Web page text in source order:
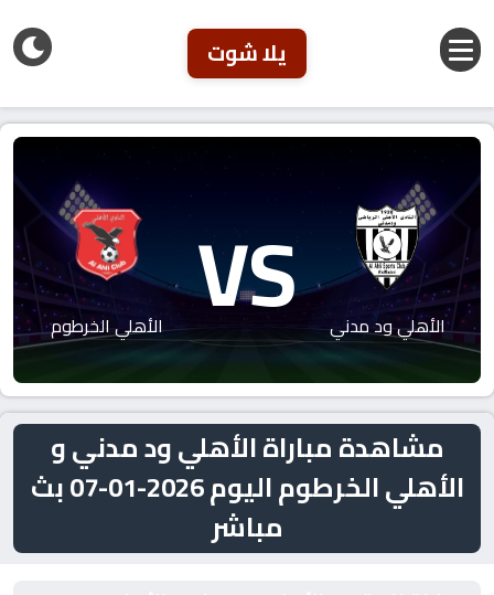
يلا شوت
الأهلي ود مدني VS الأهلي الخرطوم
مشاهدة مباراة الأهلي ود مدني و
الأهلي الخرطوم اليوم 2026-01-07 بث
مباشر